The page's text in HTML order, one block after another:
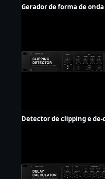
Gerador de forma de
Detector de clipping e